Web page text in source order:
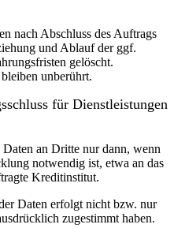
nach Abschluss des Auftrags
und Ablauf der ggf.
gelöscht.
unberührt.
für Dienstleistungen
an Dritte nur dann, wenn
notwendig ist, etwa an das
Kreditinstitut.
Daten erfolgt nicht bzw. nur
zugestimmt haben.